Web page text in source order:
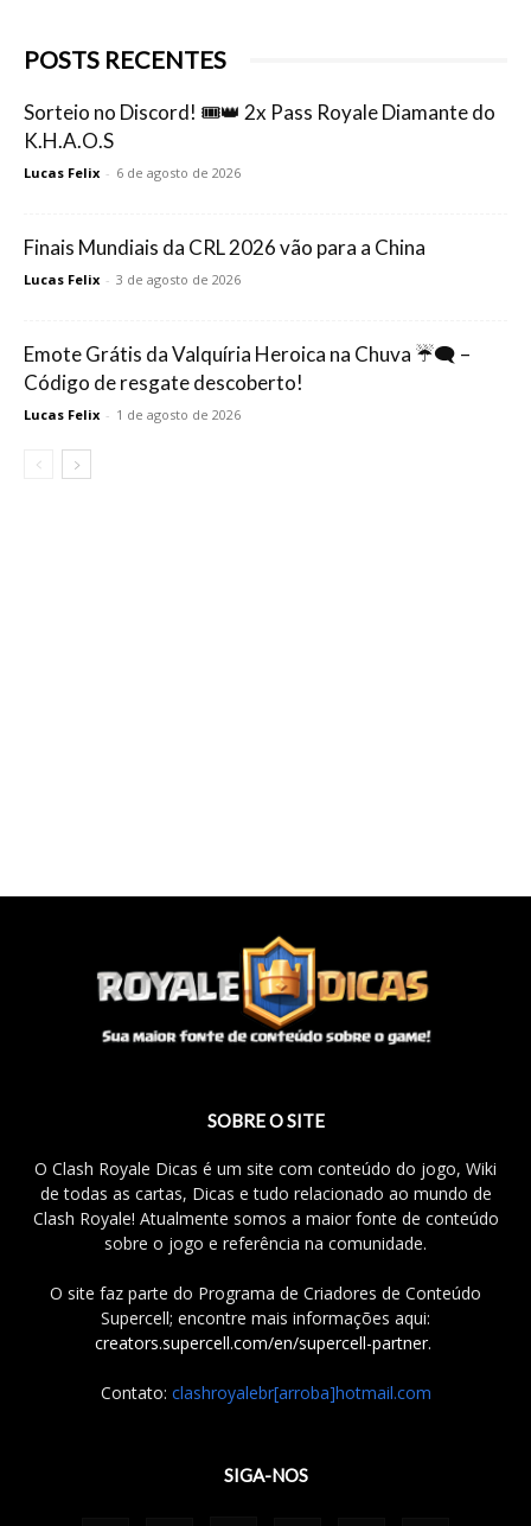
POSTS RECENTES
Sorteio no Discord! 🎟️👑 2x Pass Royale Diamante do
K.H.A.O.S
Lucas Felix - 6 de agosto de 2026
Finais Mundiais da CRL 2026 vão para a China
Lucas Felix - 3 de agosto de 2026
Emote Grátis da Valquíria Heroica na Chuva ☔🗨️ –
Código de resgate descoberto!
Lucas Felix - 1 de agosto de 2026
SOBRE O SITE
O Clash Royale Dicas é um site com conteúdo do jogo, Wiki
de todas as cartas, Dicas e tudo relacionado ao mundo de
Clash Royale! Atualmente somos a maior fonte de conteúdo
sobre o jogo e referência na comunidade.
O site faz parte do Programa de Criadores de Conteúdo
Supercell; encontre mais informações aqui:
creators.supercell.com/en/supercell-partner.
Contato: clashroyalebr[arroba]hotmail.com
SIGA-NOS